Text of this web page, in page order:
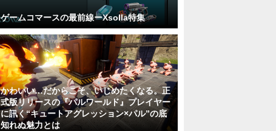
ゲームコマースの最前線ーXsolla特集
かわいい…だからこそ、いじめたくなる。正
式版リリースの『パルワールド』プレイヤー
に訊く“キュートアグレッション×パル”の底
知れぬ魅力とは